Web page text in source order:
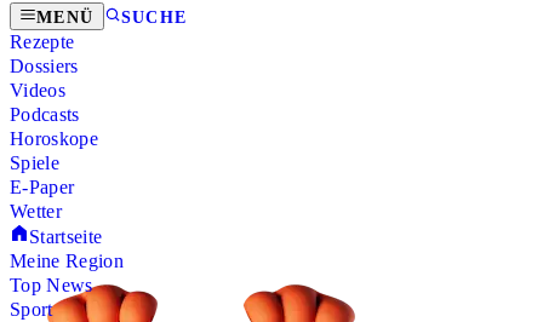
MENÜ SUCHE
Rezepte
Dossiers
Videos
Podcasts
Horoskope
Spiele
E-Paper
Wetter
Startseite
Meine Region
Top News
Sport